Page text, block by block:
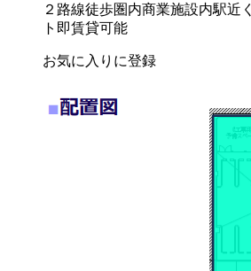
２路線徒歩圏内商業施設内駅近く
ト 即賃貸可能
お気に入りに登録